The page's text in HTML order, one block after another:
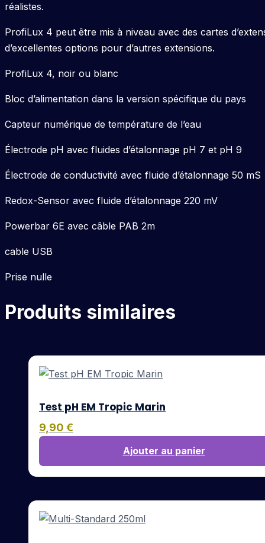
réalistes.
ProfiLux 4 peut être mis à niveau avec des cartes
d’excellentes options pour d’autres extensions.
ProfiLux 4, noir ou blanc
Bloc d’alimentation dans la version spécifique du pays
Capteur numérique de température de l’eau
Électrode pH avec fluides d’étalonnage pH 7 et pH 9
Électrode de conductivité avec fluide d’étalonnage 50 mS
Redox-Sensor avec fluide d’étalonnage 220 mV
Powerbar 6E avec câble PAB 2m
cable USB
Prise nulle
Produits similaires
Test pH EM Tropic Marin
9,90 €
Ajouter au panier